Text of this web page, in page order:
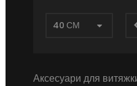
Аксесуари для